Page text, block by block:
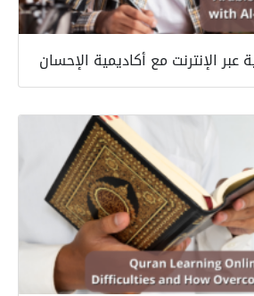
عبر الإنترنت مع أكاديمية الإحسان